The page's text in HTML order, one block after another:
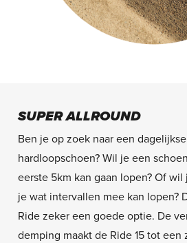
SUPER ALLROUND
Ben je op zoek naar een
hardloopschoen? Wil je een
eerste 5km kan gaan lopen? Of
je wat intervallen mee kan lopen?
Ride zeker een goede optie. De
demping maakt de Ride 15 tot